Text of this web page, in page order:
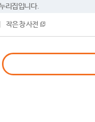
리집입니다.
작은 창 사전